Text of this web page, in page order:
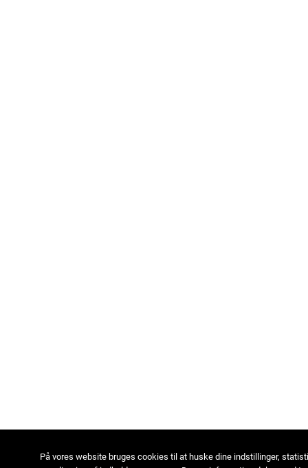
På vores website bruges cookies til at huske dine indstillinger,